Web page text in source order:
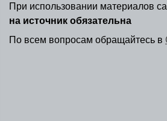
При использовании материалов
на источник обязательна
По всем вопросам обращайтесь в